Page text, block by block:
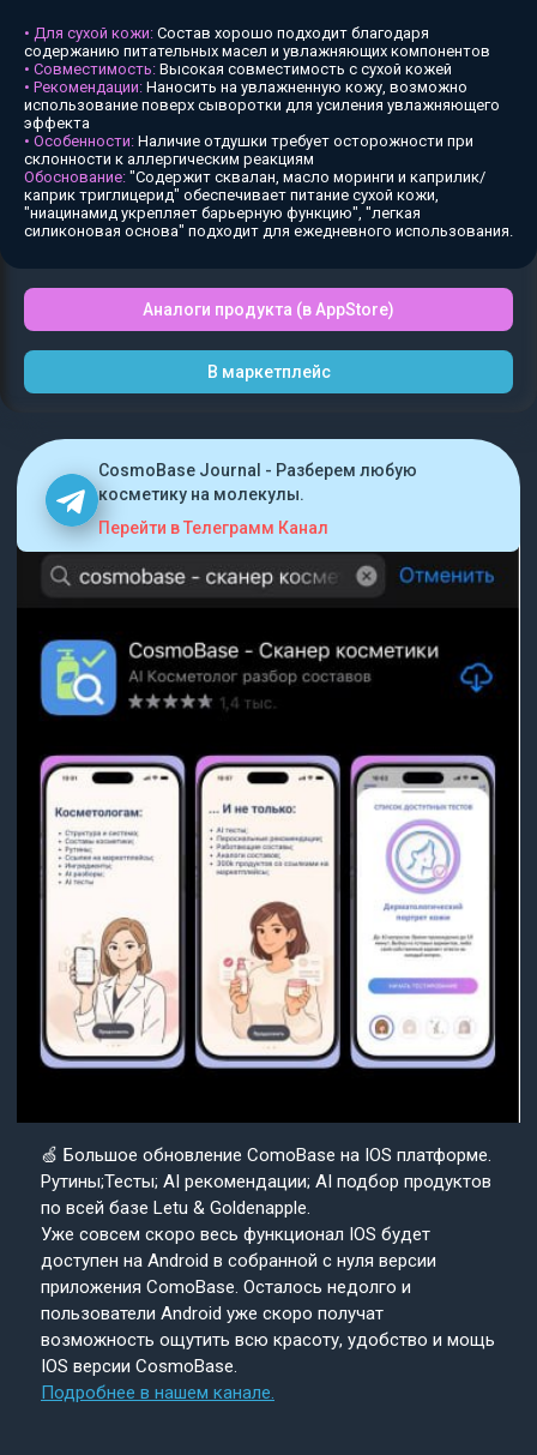
• Для сухой кожи: Состав хорошо подходит благодаря
содержанию питательных масел и увлажняющих компонентов
• Совместимость: Высокая совместимость с сухой кожей
• Рекомендации: Наносить на увлажненную кожу, возможно
использование поверх сыворотки для усиления увлажняющего
эффекта
• Особенности: Наличие отдушки требует осторожности при
склонности к аллергическим реакциям
Обоснование: "Содержит сквалан, масло моринги и каприлик/
каприк триглицерид" обеспечивает питание сухой кожи,
"ниацинамид укрепляет барьерную функцию", "легкая
силиконовая основа" подходит для ежедневного использования.
Аналоги продукта (в AppStore)
В маркетплейс
CosmoBase Journal - Разберем любую
косметику на молекулы.
Перейти в Телеграмм Канал
🍏 Большое обновление ComoBase на IOS платформе.
Рутины;Тесты; AI рекомендации; AI подбор продуктов
по всей базе Letu & Goldenapple.
Уже совсем скоро весь функционал IOS будет
доступен на Android в собранной с нуля версии
приложения ComoBase. Осталось недолго и
пользователи Android уже скоро получат
возможность ощутить всю красоту, удобство и мощь
IOS версии CosmoBase.
Подробнее в нашем канале.